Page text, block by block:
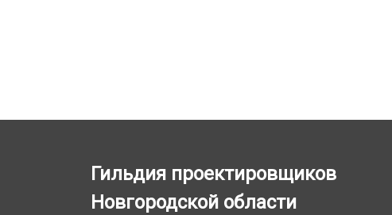
Гильдия проектировщиков
Новгородской области